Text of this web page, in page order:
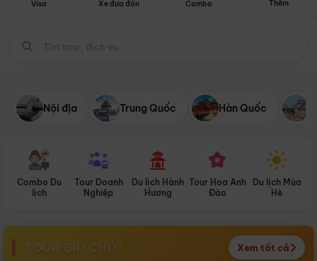
Visa Xe đưa đón Combo Thêm
Nội địa Trung Quốc Hàn Quốc
Combo Du
lịch
Tour Doanh
Nghiệp
Du lịch Hành
Hương
Tour Hoa Anh
Đào
Du lịch Mùa
Hè
TOUR GIỜ CHÓT Xem tất cả
Điểm nổi bật